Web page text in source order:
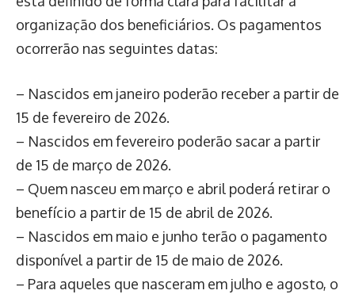
organização dos beneficiários. Os pagamentos
ocorrerão nas seguintes datas:
– Nascidos em janeiro poderão receber a partir de
15 de fevereiro de 2026.
– Nascidos em fevereiro poderão sacar a partir
de 15 de março de 2026.
– Quem nasceu em março e abril poderá retirar o
benefício a partir de 15 de abril de 2026.
– Nascidos em maio e junho terão o pagamento
disponível a partir de 15 de maio de 2026.
– Para aqueles que nasceram em julho e agosto, o